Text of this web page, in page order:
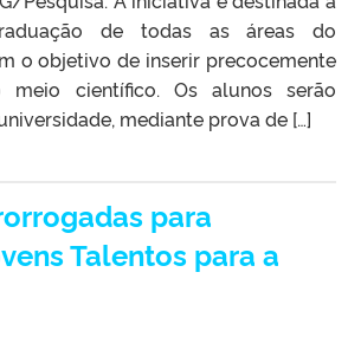
de todas as áreas do
o objetivo de inserir precocemente
meio científico. Os alunos serão
mediante prova de […]
para
Talentos para a